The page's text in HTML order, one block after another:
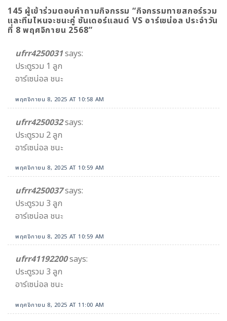
145 ผู้เข้าร่วมตอบคำถามกิจกรรม “กิจกรรมทายสกอร์รวม
และทีมไหนจะชนะคู่ ซันเดอร์แลนด์ VS อาร์เซน่อล ประจำวัน
ที่ 8 พฤศจิกายน 2568”
ufrr4250031says:
ประตูรวม 1 ลูก
อาร์เซน่อล ชนะ
พฤศจิกายน 8, 2025 AT 10:58 AM
ufrr4250032says:
ประตูรวม 2 ลูก
อาร์เซน่อล ชนะ
พฤศจิกายน 8, 2025 AT 10:59 AM
ufrr4250037says:
ประตูรวม 3 ลูก
อาร์เซน่อล ชนะ
พฤศจิกายน 8, 2025 AT 10:59 AM
ufrr41192200says:
ประตูรวม 3 ลูก
อาร์เซน่อล ชนะ
พฤศจิกายน 8, 2025 AT 11:00 AM